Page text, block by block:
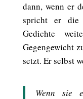
dann, wenn er
spricht er die
Gedichte
Gegengewicht
setzt. Er selbst
Wenn sie